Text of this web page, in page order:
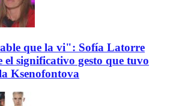
que la vi": Sofía Latorre
el significativo gesto que tuvo
Ksenofontova